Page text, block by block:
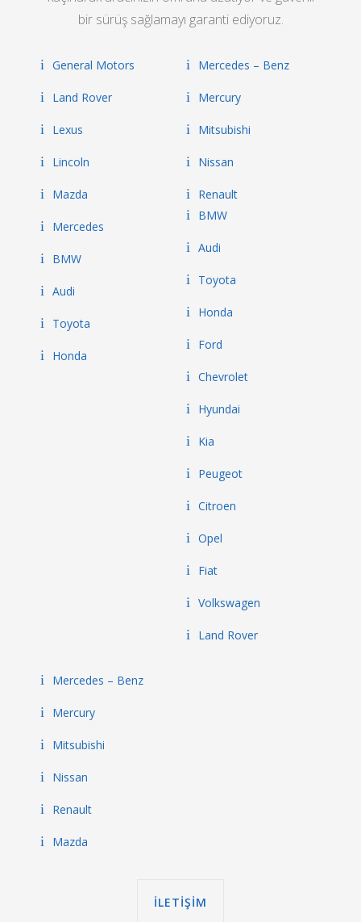
bir sürüş sağlamayı garanti ediyoruz.
General Motors
Land Rover
Lexus
Lincoln
Mazda
Mercedes
BMW
Audi
Toyota
Honda
Mercedes – Benz
Mercury
Mitsubishi
Nissan
Renault
BMW
Audi
Toyota
Honda
Ford
Chevrolet
Hyundai
Kia
Peugeot
Citroen
Opel
Fiat
Volkswagen
Land Rover
Mercedes – Benz
Mercury
Mitsubishi
Nissan
Renault
Mazda
İLETİŞİM